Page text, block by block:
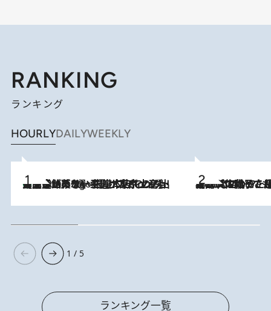
RANKING
ランキング
HOURLYDAILYWEEKLY
4 Hours Ago
【間違いのない王道・東京土産】資生堂パーラー 銀座本店でのみ出会える銘菓5選《極上プディング・濃厚チーズケーキ・ボンボンショコラほか》 2026.8.5
【阿川佐和子さんの年とる力】なぜ70代で始めた趣味は“こんなに楽しい”のか？ ピアノ、俳句…スランプに陥っても続けられる“ある秘訣”とは
1 / 5
ランキング一覧